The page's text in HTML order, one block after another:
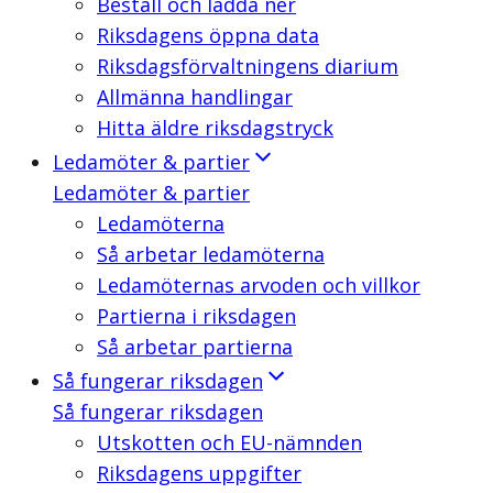
Riksdagens öppna data
Riksdagsförvaltningens diarium
Allmänna handlingar
Hitta äldre riksdagstryck
Ledamöter & partier
Ledamöter & partier
Ledamöterna
Så arbetar ledamöterna
Ledamöternas arvoden och villkor
Partierna i riksdagen
Så arbetar partierna
Så fungerar riksdagen
Så fungerar riksdagen
Utskotten och EU-nämnden
Riksdagens uppgifter